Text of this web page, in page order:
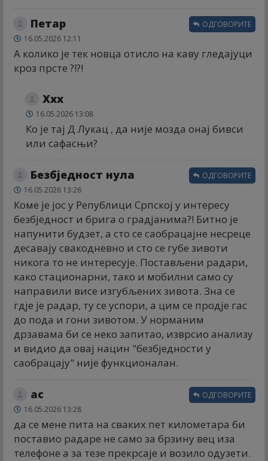
Петар
16.05.2026 12:11
А колико је тек новца отисло на каву гледајуци
кроз прсте ?!?!
ОДГОВОРИТЕ
Xxx
16.05.2026 13:08
Ко је тај Д Лукац , да није мозда онај бивси
или сафасњи?
Безбједност нула
16.05.2026 13:26
Коме је јос у Републици Српској у интересу
безбједност и брига о градјанима?! Битно је
напунити будзет, а сто се саобрацајне несреце
десавају свакодневно и сто се губе зивоти
никога то не интересује. Постављени радари,
како стационарни, тако и мобилни само су
направили висе изгубљених зивота. Зна се
гдје је радар, ту се успори, а цим се продје гас
до пода и гони зивотом. У норманим
дрзавама би се неко запитао, изврсио анализу
и видио да овај нацин "безбједности у
саобрацају" није функционалан.
ОДГОВОРИТЕ
ас
16.05.2026 13:28
да се мене пита на сваких пет километара би
поставио радаре не само за брзину вец иза
телефоне а за тезе прекрсаје и возило одузети.
ОДГОВОРИТЕ